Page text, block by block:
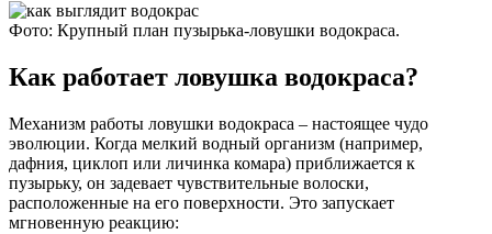
Фото: Крупный план пузырька-ловушки водокраса.
Как работает ловушка водокраса?
Механизм работы ловушки водокраса – настоящее чудо
эволюции. Когда мелкий водный организм (например,
дафния, циклоп или личинка комара) приближается к
пузырьку, он задевает чувствительные волоски,
расположенные на его поверхности. Это запускает
мгновенную реакцию: